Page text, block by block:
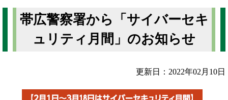
帯広警察署から「サイバーセキ
ュリティ月間」のお知らせ
更新日：2022年02月10日